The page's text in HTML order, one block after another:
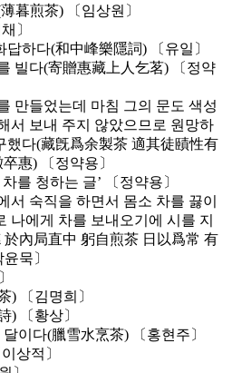
暮煎茶) 〔임상원〕
〕
하다(和中峰樂隱詞) 〔유일〕
빌다(寄贈惠藏上人乞茗) 〔정약
만들었는데 마침 그의 문도 색성
서 보내 주지 않았으므로 원망하
했다(藏旣爲余製茶 適其徒賾性有
惠) 〔정약용〕
를 청하는 글’ 〔정약용〕
서 숙직을 하면서 몸소 차를 끓이
나에게 차를 보내오기에 시를 지
內局直中 躬自煎茶 日以爲常 有
묵〕
) 〔김명희〕
) 〔황상〕
이다(臘雪水烹茶) 〔홍현주〕
상적〕